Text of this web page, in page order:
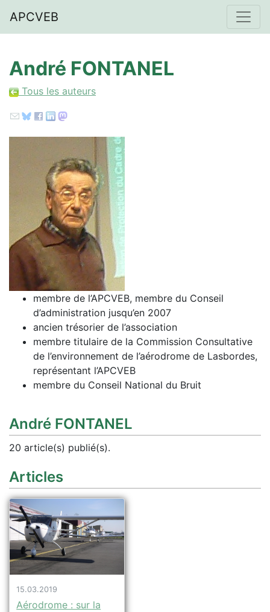
APCVEB
André FONTANEL
Tous les auteurs
membre de l’APCVEB, membre du Conseil
d’administration jusqu’en 2007
ancien trésorier de l’association
membre titulaire de la Commission Consultative
de l’environnement de l’aérodrome de Lasbordes,
représentant l’APCVEB
membre du Conseil National du Bruit
André FONTANEL
20 article(s) publié(s).
Articles
15.03.2019
Aérodrome : sur la